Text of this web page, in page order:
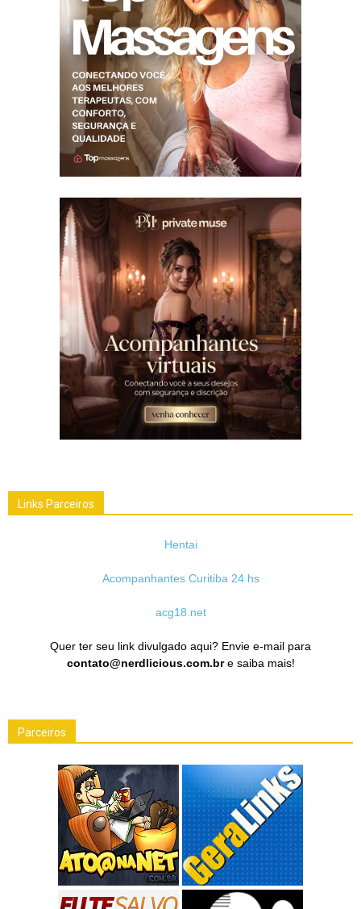
Links Parceiros
Hentai
Acompanhantes Curitiba 24 hs
acg18.net
Quer ter seu link divulgado aqui? Envie e-mail para
contato@nerdlicious.com.bre saiba mais!
Parceiros